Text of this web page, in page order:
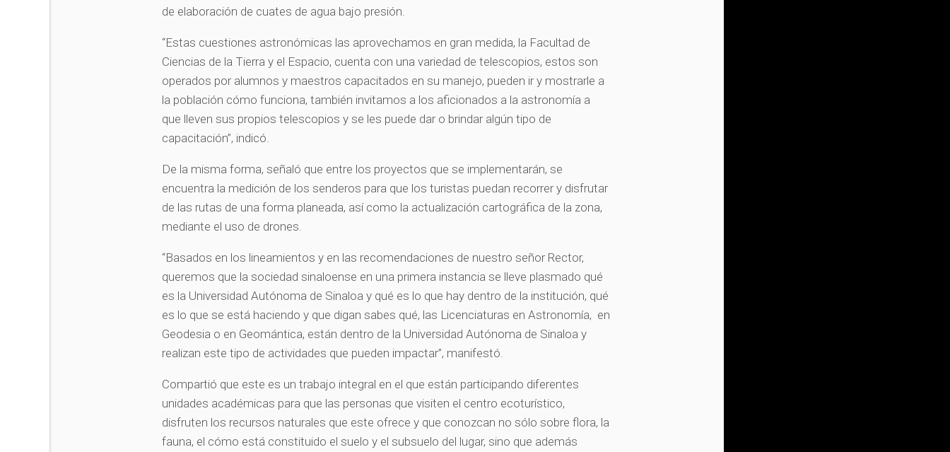
de elaboración de cuates de agua bajo presión.
“Estas cuestiones astronómicas las aprovechamos en gran medida, la Facultad de
Ciencias de la Tierra y el Espacio, cuenta con una variedad de telescopios, estos son
operados por alumnos y maestros capacitados en su manejo, pueden ir y mostrarle a
la población cómo funciona, también invitamos a los aficionados a la astronomía a
que lleven sus propios telescopios y se les puede dar o brindar algún tipo de
capacitación”, indicó.
De la misma forma, señaló que entre los proyectos que se implementarán, se
encuentra la medición de los senderos para que los turistas puedan recorrer y disfrutar
de las rutas de una forma planeada, así como la actualización cartográfica de la zona,
mediante el uso de drones.
“Basados en los lineamientos y en las recomendaciones de nuestro señor Rector,
queremos que la sociedad sinaloense en una primera instancia se lleve plasmado qué
es la Universidad Autónoma de Sinaloa y qué es lo que hay dentro de la institución, qué
es lo que se está haciendo y que digan sabes qué, las Licenciaturas en Astronomía, en
Geodesia o en Geomántica, están dentro de la Universidad Autónoma de Sinaloa y
realizan este tipo de actividades que pueden impactar”, manifestó.
Compartió que este es un trabajo integral en el que están participando diferentes
unidades académicas para que las personas que visiten el centro ecoturístico,
disfruten los recursos naturales que este ofrece y que conozcan no sólo sobre flora, la
fauna, el cómo está constituido el suelo y el subsuelo del lugar, sino que además